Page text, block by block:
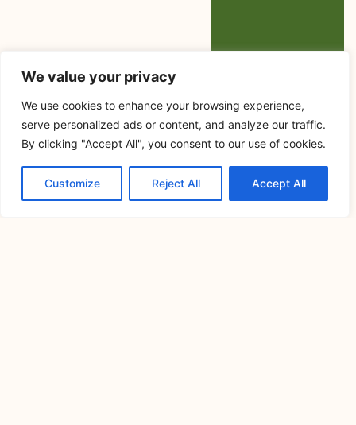
We value your privacy
We use cookies to enhance your browsing experience,
serve personalized ads or content, and analyze our traffic.
By clicking "Accept All", you consent to our use of cookies.
Customize Reject All Accept All